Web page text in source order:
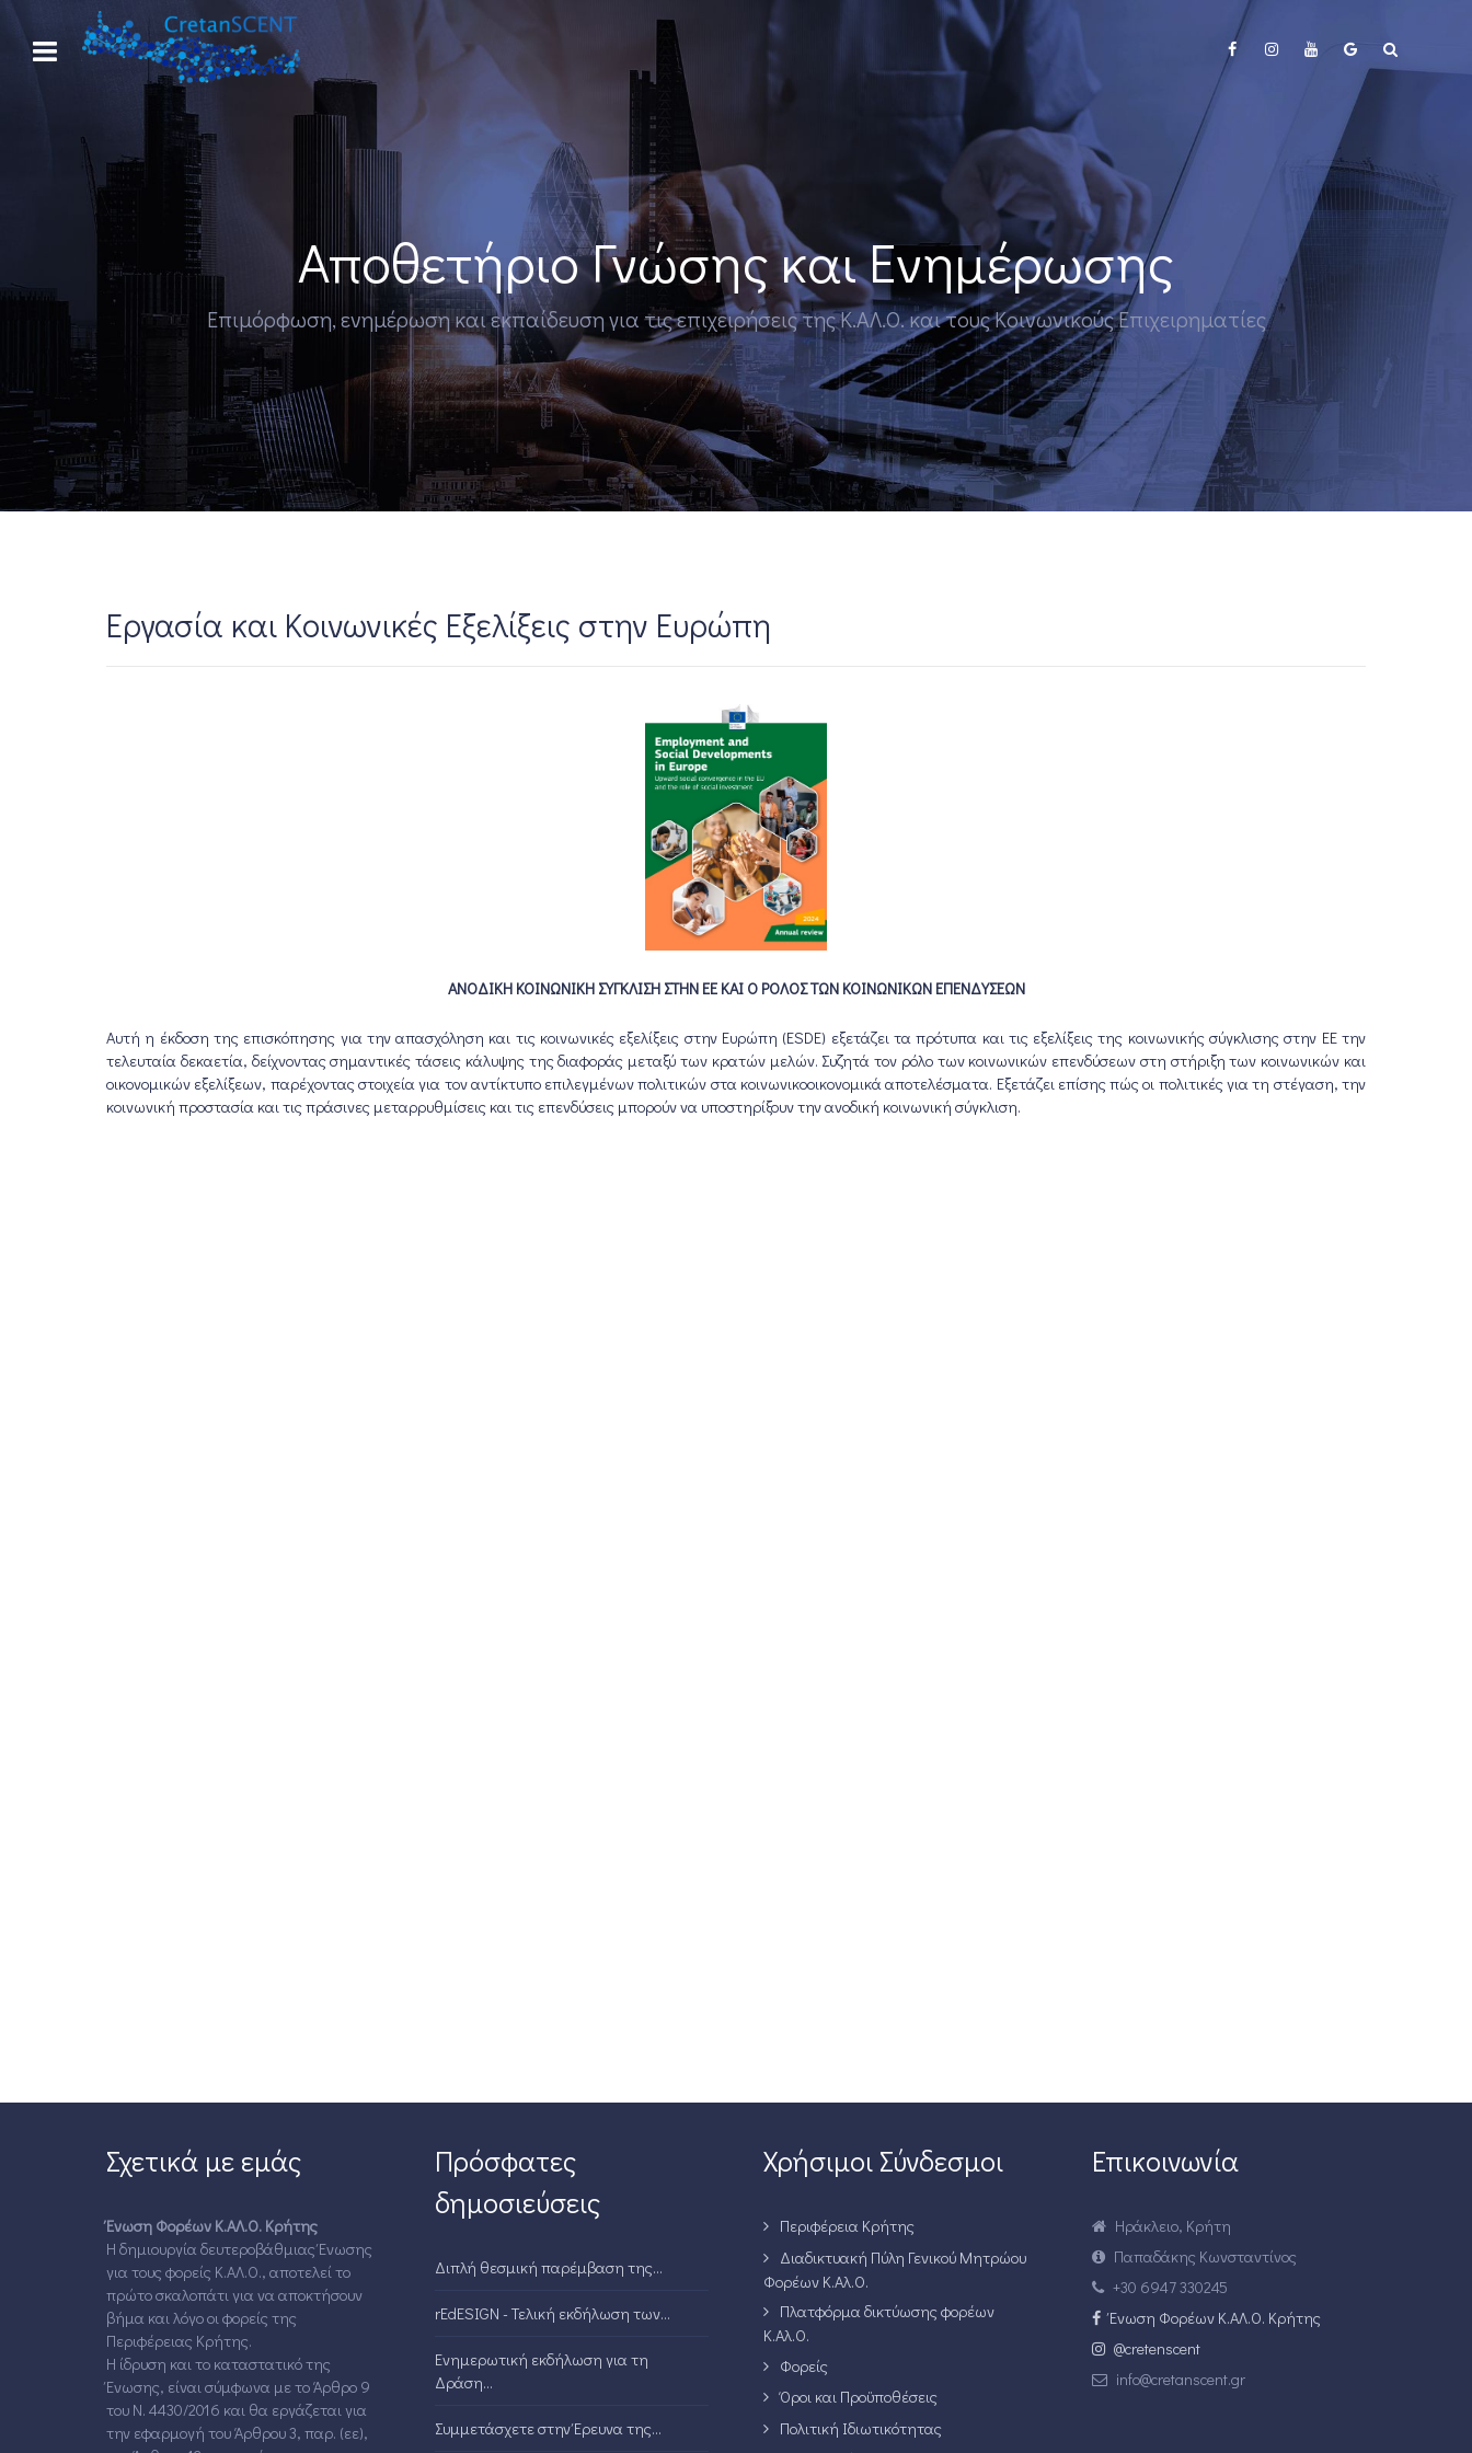
Αποθετήριο Γνώσης και Ενημέρωσης
Επιμόρφωση, ενημέρωση και εκπαίδευση για τις επιχειρήσεις της Κ.ΑΛ.Ο. και τους Κοινωνικούς Επιχειρηματίες
Εργασία και Κοινωνικές Εξελίξεις στην Ευρώπη
ΑΝΟΔΙΚΗ ΚΟΙΝΩΝΙΚΗ ΣΥΓΚΛΙΣΗ ΣΤΗΝ ΕΕ ΚΑΙ Ο ΡΟΛΟΣ ΤΩΝ ΚΟΙΝΩΝΙΚΩΝ ΕΠΕΝΔΥΣΕΩΝ
Αυτή η έκδοση της επισκόπησης για την απασχόληση και τις κοινωνικές εξελίξεις στην Ευρώπη (ESDE) εξετάζει τα πρότυπα και τις εξελίξεις της κοινωνικής σύγκλισης στην ΕΕ την
τελευταία δεκαετία, δείχνοντας σημαντικές τάσεις κάλυψης της διαφοράς μεταξύ των κρατών μελών. Συζητά τον ρόλο των κοινωνικών επενδύσεων στη στήριξη των κοινωνικών και
οικονομικών εξελίξεων, παρέχοντας στοιχεία για τον αντίκτυπο επιλεγμένων πολιτικών στα κοινωνικοοικονομικά αποτελέσματα. Εξετάζει επίσης πώς οι πολιτικές για τη στέγαση, την
κοινωνική προστασία και τις πράσινες μεταρρυθμίσεις και τις επενδύσεις μπορούν να υποστηρίξουν την ανοδική κοινωνική σύγκλιση.
Σχετικά με εμάς
Ένωση Φορέων Κ.ΑΛ.Ο. Κρήτης
Η δημιουργία δευτεροβάθμιας Ένωσης
για τους φορείς Κ.ΑΛ.Ο., αποτελεί το
πρώτο σκαλοπάτι για να αποκτήσουν
βήμα και λόγο οι φορείς της
Περιφέρειας Κρήτης.
Η ίδρυση και το καταστατικό της
Ένωσης, είναι σύμφωνα με το Άρθρο 9
του Ν. 4430/2016 και θα εργάζεται για
την εφαρμογή του Άρθρου 3, παρ. (εε),
Πρόσφατες
δημοσιεύσεις
Διπλή θεσμική παρέμβαση της...
rEdESIGN - Τελική εκδήλωση των...
Ενημερωτική εκδήλωση για τη
Δράση...
Συμμετάσχετε στην Έρευνα της...
Χρήσιμοι Σύνδεσμοι
Περιφέρεια Κρήτης
Διαδικτυακή Πύλη Γενικού Μητρώου
Φορέων Κ.Αλ.Ο.
Πλατφόρμα δικτύωσης φορέων
Κ.Αλ.Ο.
Φορείς
Όροι και Προϋποθέσεις
Πολιτική Ιδιωτικότητας
Επικοινωνία
Ηράκλειο, Κρήτη
Παπαδάκης Κωνσταντίνος
+30 6947 330245
Ένωση Φορέων Κ.ΑΛ.Ο. Κρήτης
@cretenscent
info@cretanscent.gr